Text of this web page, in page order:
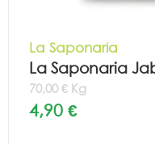
La Saponaria
La Saponaria
70,00 € Kg
4,90 €